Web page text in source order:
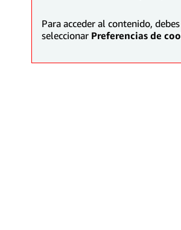
Para acceder al contenido,
seleccionar Preferencias de